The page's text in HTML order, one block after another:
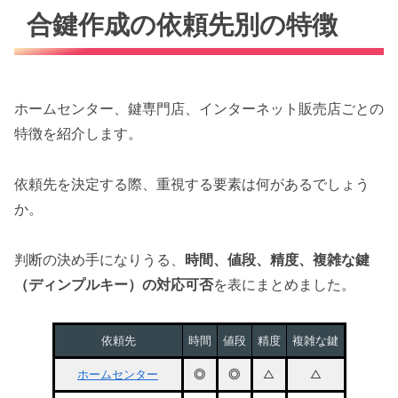
合鍵作成の依頼先別の特徴
ホームセンター、鍵専門店、インターネット販売店ごとの
特徴を紹介します。
依頼先を決定する際、重視する要素は何があるでしょう
か。
判断の決め手になりうる、 時間、値段、精度、複雑な鍵
（ディンプルキー）の対応可否を表にまとめました。
依頼先 時間 値段 精度 複雑な鍵
ホームセンター ◎ ◎ △ △